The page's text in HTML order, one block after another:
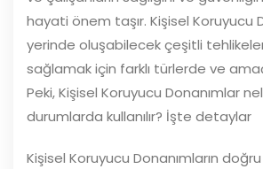
hayati önem taşır. Kişisel Koruyucu
yerinde oluşabilecek çeşitli
sağlamak için farklı türlerde ve
Peki, Kişisel Koruyucu Donanımlar
durumlarda kullanılır? İşte detaylar
Kişisel Koruyucu Donanımların